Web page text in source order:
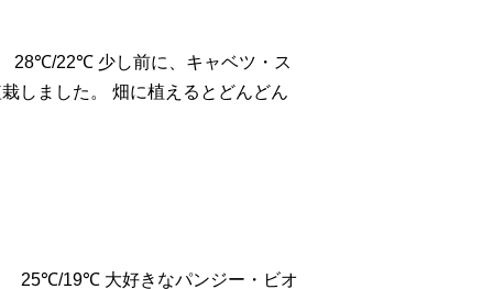
28℃/22℃ 少し前に、キャベツ・ス
しました。 畑に植えるとどんどん
25℃/19℃ 大好きなパンジー・ビオ